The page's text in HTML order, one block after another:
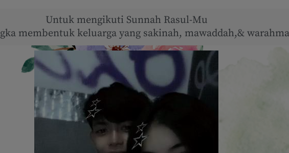
Untuk mengikuti Sunnah Rasul-Mu
membentuk keluarga yang sakinah, mawaddah,&